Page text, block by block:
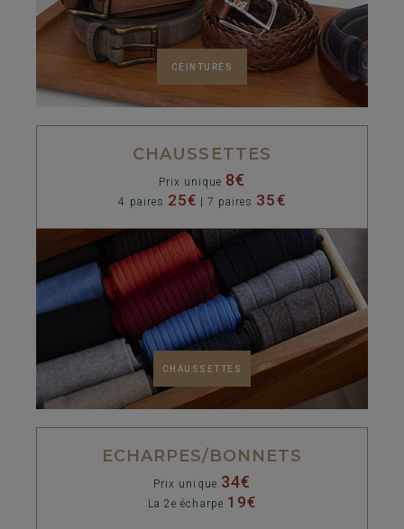
CEINTURES
CHAUSSETTES
Prix unique 8€
4 paires 25€ | 7 paires 35€
CHAUSSETTES
ECHARPES/BONNETS
Prix unique 34€
La 2e écharpe 19€